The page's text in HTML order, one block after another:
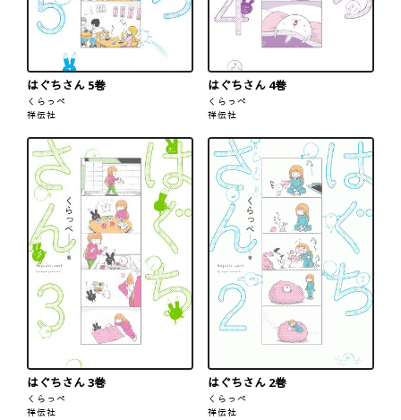
はぐちさん 5巻
くらっぺ
祥伝社
はぐちさん 4巻
くらっぺ
祥伝社
はぐちさん 3巻
くらっぺ
祥伝社
はぐちさん 2巻
くらっぺ
祥伝社